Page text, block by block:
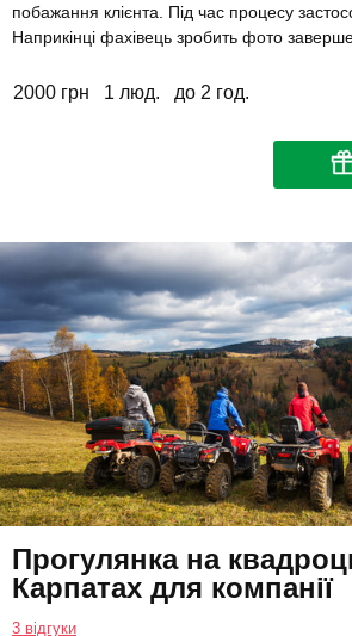
побажання клієнта. Під час процесу
Наприкінці фахівець зробить фото
2000 грн 1 люд. до 2 год.
Прогулянка на
Карпатах для компанії
3 відгуки